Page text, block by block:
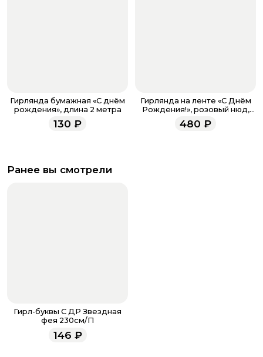
Гирлянда бумажная «C днём
рождения», длина 2 метра
130 ₽
Гирлянда на ленте «С Днём
Рождения!», розовый нюд,
200 см
480 ₽
Ранее вы смотрели
Гирл-буквы С ДР Звездная
фея 230см/П
146 ₽